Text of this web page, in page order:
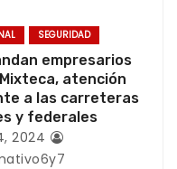
SEGURIDAD
empresarios
atención
a las carreteras
y federales
2024